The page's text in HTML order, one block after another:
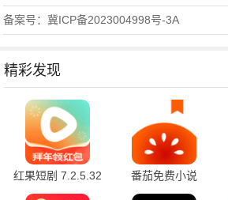
备案号：冀ICP备2023004998号-3A
精彩发现
红果短剧 7.2.5.32
官方版
番茄免费小说
7.2.5.32 安卓版